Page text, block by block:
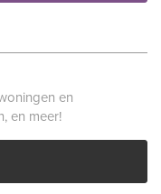
en
en meer!